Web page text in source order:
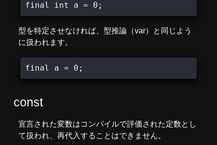
final int a = 0;
型を特定させなければ、型推論（var）と同じよう
に扱われます。
final a = 0;
const
宣言された変数はコンパイルで評価された定数とし
て扱われ、再代入することはできません。